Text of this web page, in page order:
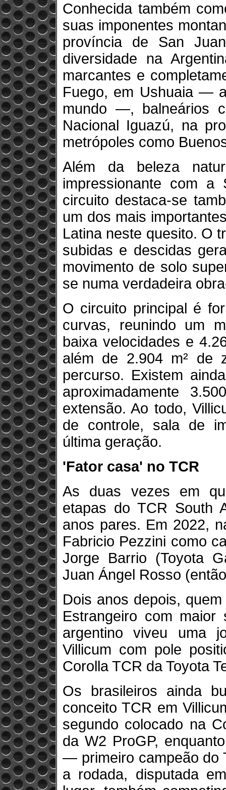
Conhecida também
suas imponentes
província de San
diversidade na
marcantes e
Fuego, em Ushuaia —
mundo —, balneários
Nacional Iguazú, na
metrópoles como
Além da beleza
impressionante com
circuito destaca-se
um dos mais
Latina neste quesito. O
subidas e descidas
movimento de solo
se numa verdadeira
O circuito principal é
curvas, reunindo um
baixa velocidades e
além de 2.904 m² de
percurso. Existem
aproximadamente
extensão. Ao todo,
de controle, sala de
última geração.
'Fator casa' no TCR
As duas vezes em
etapas do TCR South
anos pares. Em 2022,
Fabricio Pezzini como
Jorge Barrio (Toyota
Juan Ángel Rosso
Dois anos depois,
Estrangeiro com
argentino viveu uma
Villicum com pole
Corolla TCR da Toyota
Os brasileiros ainda
conceito TCR em
segundo colocado na
da W2 ProGP,
— primeiro campeão do
a rodada, disputada